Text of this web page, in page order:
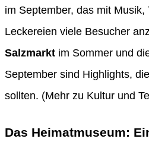
im September, das mit
Leckereien viele Besucher
Salzmarkt im Sommer und
September sind Highlights,
sollten. (Mehr zu Kultur und
Das Heimatmuseum: